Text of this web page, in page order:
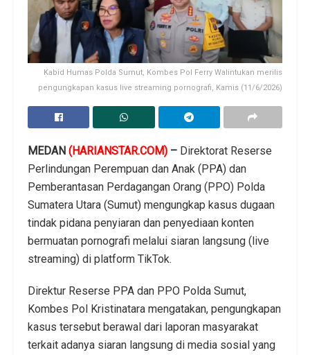
Kabid Humas Polda Sumut, Kombes Pol Ferry Walintukan merilis
pengungkapan kasus live streaming pornografi, Kamis (11/6/2026)
MEDAN (HARIANSTAR.COM) – Direktorat Reserse
Perlindungan Perempuan dan Anak (PPA) dan
Pemberantasan Perdagangan Orang (PPO) Polda
Sumatera Utara (Sumut) mengungkap kasus dugaan
tindak pidana penyiaran dan penyediaan konten
bermuatan pornografi melalui siaran langsung (live
streaming) di platform TikTok.
Direktur Reserse PPA dan PPO Polda Sumut,
Kombes Pol Kristinatara mengatakan, pengungkapan
kasus tersebut berawal dari laporan masyarakat
terkait adanya siaran langsung di media sosial yang